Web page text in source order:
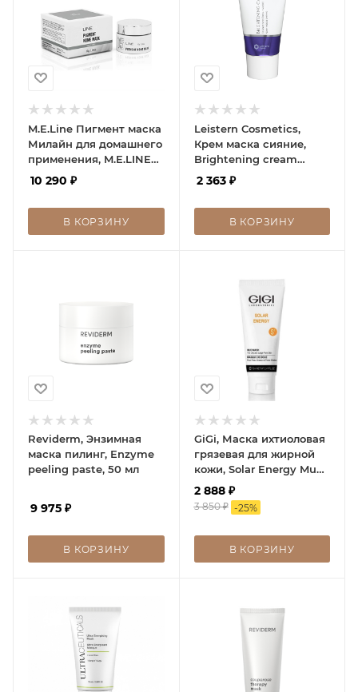
M.E.Line Пигмент маска
Милайн для домашнего
применения, M.E.LINE
Pigment home mask
10 290 ₽
В КОРЗИНУ
Leistern Cosmetics,
Крем маска сияние,
Brightening cream
mask, 15 мл
2 363₽
В КОРЗИНУ
Reviderm, Энзимная
маска пилинг, Enzyme
peeling paste, 50 мл
9 975 ₽
В КОРЗИНУ
GiGi, Маска ихтиоловая
грязевая для жирной
кожи, Solar Energy Mud
Mask for oily and large
for pore skn, 75 мл
2 888₽
3 850₽ -25%
В КОРЗИНУ